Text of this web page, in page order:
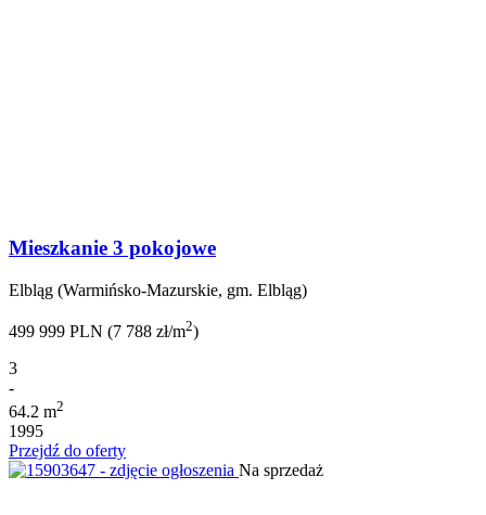
Mieszkanie 3 pokojowe
Elbląg (Warmińsko-Mazurskie, gm. Elbląg)
499 999 PLN (7 788 zł/m2)
3
-
64.2 m2
1995
Przejdź do oferty
Na sprzedaż